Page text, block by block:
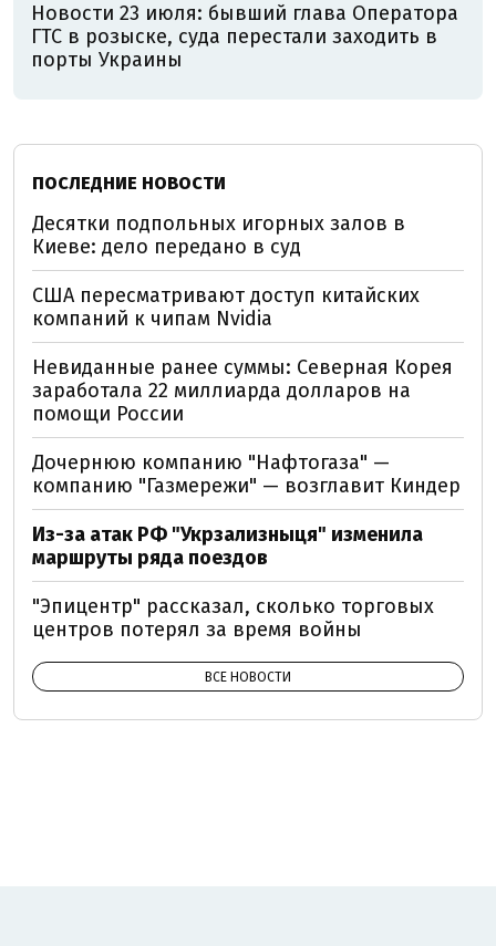
Новости 23 июля: бывший глава Оператора
ГТС в розыске, суда перестали заходить в
порты Украины
ПОСЛЕДНИЕ НОВОСТИ
Десятки подпольных игорных залов в
Киеве: дело передано в суд
США пересматривают доступ китайских
компаний к чипам Nvidia
Невиданные ранее суммы: Северная Корея
заработала 22 миллиарда долларов на
помощи России
Дочернюю компанию "Нафтогаза" —
компанию "Газмережи" — возглавит Киндер
Из-за атак РФ "Укрзализныця" изменила
маршруты ряда поездов
"Эпицентр" рассказал, сколько торговых
центров потерял за время войны
ВСЕ НОВОСТИ